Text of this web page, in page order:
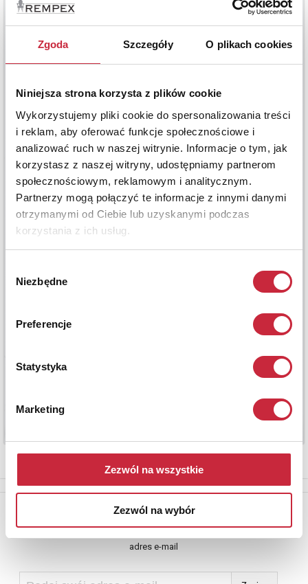
Zgoda Szczegóły O plikach cookies
Niniejsza strona korzysta z plików cookie
Wykorzystujemy pliki cookie do spersonalizowania treści
i reklam, aby oferować funkcje społecznościowe i
analizować ruch w naszej witrynie. Informacje o tym, jak
korzystasz z naszej witryny, udostępniamy partnerom
społecznościowym, reklamowym i analitycznym.
Partnerzy mogą połączyć te informacje z innymi danymi
otrzymanymi od Ciebie lub uzyskanymi podczas
korzystania z ich usług.
zgody
Niezbędne
Preferencje
Statystyka
Marketing
Zezwól na wszystkie
Zezwól na wybór
Newsletter
adres e-mail